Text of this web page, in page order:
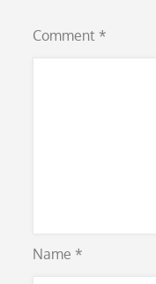
Comment *
Name *